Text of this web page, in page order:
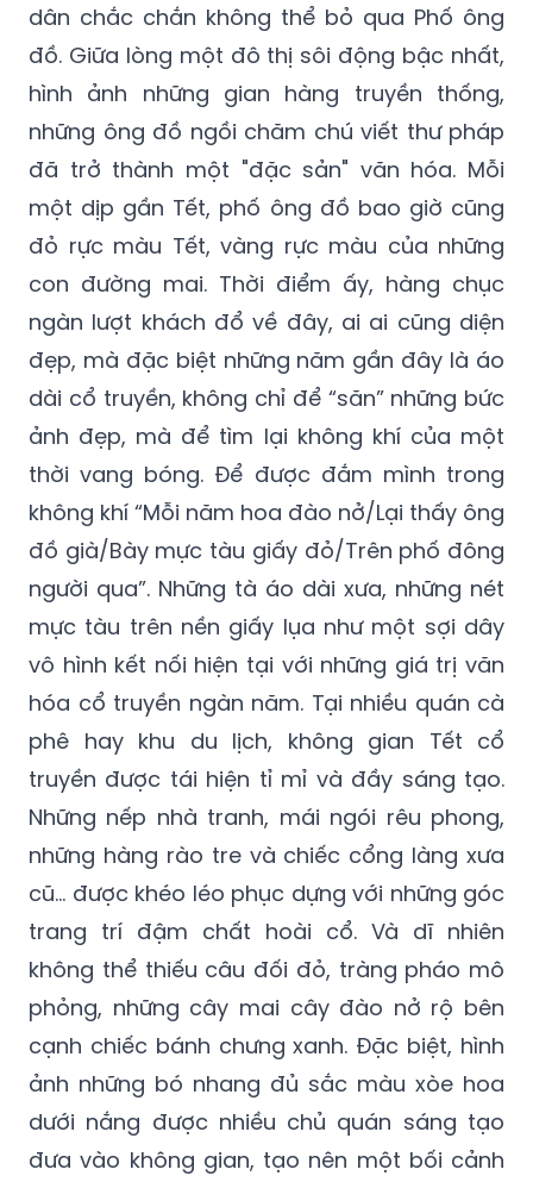
dân chắc chắn không thể bỏ qua Phố ông
đồ. Giữa lòng một đô thị sôi động bậc nhất,
hình ảnh những gian hàng truyền thống,
những ông đồ ngồi chăm chú viết thư pháp
đã trở thành một "đặc sản" văn hóa. Mỗi
một dịp gần Tết, phố ông đồ bao giờ cũng
đỏ rực màu Tết, vàng rực màu của những
con đường mai. Thời điểm ấy, hàng chục
ngàn lượt khách đổ về đây, ai ai cũng diện
đẹp, mà đặc biệt những năm gần đây là áo
dài cổ truyền, không chỉ để “săn” những bức
ảnh đẹp, mà để tìm lại không khí của một
thời vang bóng. Để được đắm mình trong
không khí “Mỗi năm hoa đào nở/Lại thấy ông
đồ già/Bày mực tàu giấy đỏ/Trên phố đông
người qua”. Những tà áo dài xưa, những nét
mực tàu trên nền giấy lụa như một sợi dây
vô hình kết nối hiện tại với những giá trị văn
hóa cổ truyền ngàn năm. Tại nhiều quán cà
phê hay khu du lịch, không gian Tết cổ
truyền được tái hiện tỉ mỉ và đầy sáng tạo.
Những nếp nhà tranh, mái ngói rêu phong,
những hàng rào tre và chiếc cổng làng xưa
cũ... được khéo léo phục dựng với những góc
trang trí đậm chất hoài cổ. Và dĩ nhiên
không thể thiếu câu đối đỏ, tràng pháo mô
phỏng, những cây mai cây đào nở rộ bên
cạnh chiếc bánh chưng xanh. Đặc biệt, hình
ảnh những bó nhang đủ sắc màu xòe hoa
dưới nắng được nhiều chủ quán sáng tạo
đưa vào không gian, tạo nên một bối cảnh